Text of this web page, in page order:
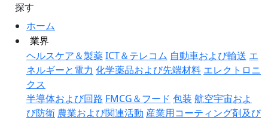
ホーム
業界
ヘルスケア＆製薬ICT＆テレコム 自動車および輸送 エ
ネルギーと電力 化学薬品および先端材料 エレクトロニ
クス
半導体および回路 FMCG＆フード 包装 航空宇宙およ
び防衛 農業および関連活動 産業用コーティング剤及び
探す